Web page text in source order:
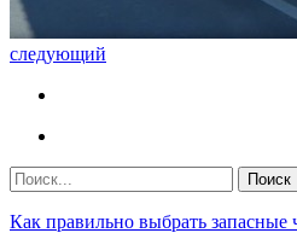
следующий
Как правильно выбрать запасные